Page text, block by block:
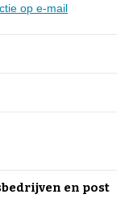
op e-mail
en post